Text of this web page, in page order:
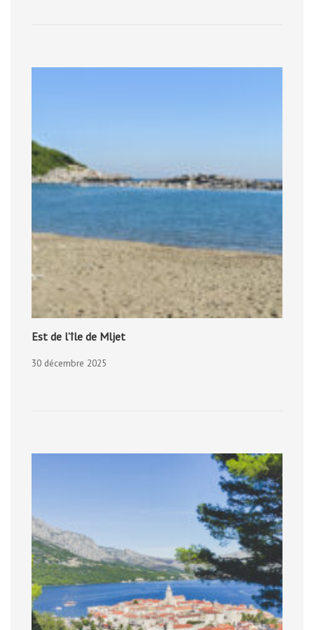
Est de l’île de Mljet
30 décembre 2025